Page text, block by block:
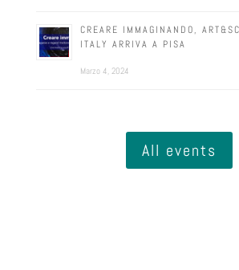
CREARE IMMAGINANDO,
ITALY ARRIVA A PISA
Marzo 4, 2024
All events